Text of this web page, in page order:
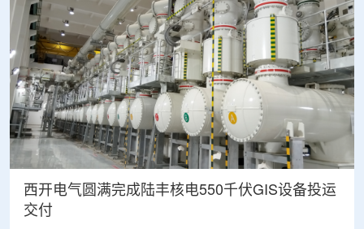
西开电气圆满完成陆丰核电550千伏GIS设备投运
交付